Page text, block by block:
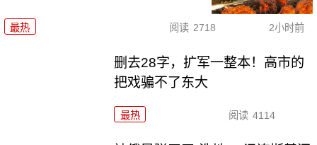
最热 阅读 2718 2小时前
删去28字，扩军一整本！高市的
把戏骗不了东大
最热 阅读 4114